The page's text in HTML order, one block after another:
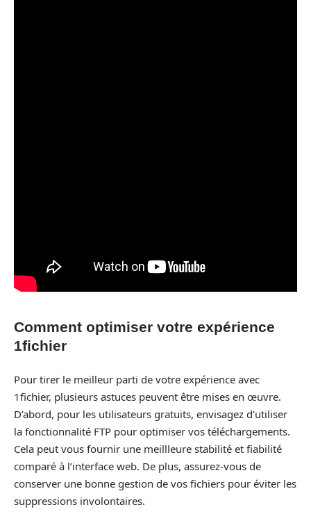
Comment optimiser votre expérience
1fichier
Pour tirer le meilleur parti de votre expérience avec
1fichier, plusieurs astuces peuvent être mises en œuvre.
D’abord, pour les utilisateurs gratuits, envisagez d’utiliser
la fonctionnalité FTP pour optimiser vos téléchargements.
Cela peut vous fournir une meillleure stabilité et fiabilité
comparé à l’interface web. De plus, assurez-vous de
conserver une bonne gestion de vos fichiers pour éviter les
suppressions involontaires.